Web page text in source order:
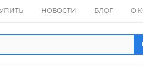
НОВОСТИ БЛОГ О